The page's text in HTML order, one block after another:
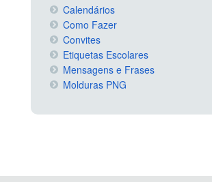
Calendários
Como Fazer
Convites
Etiquetas Escolares
Mensagens e Frases
Molduras PNG